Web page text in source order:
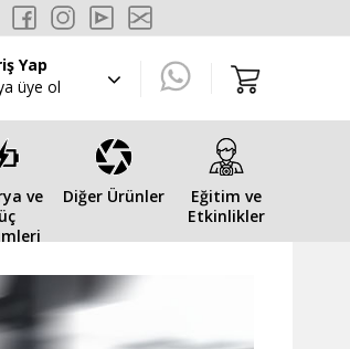
Yap
üye ol
ve
Diğer Ürünler
Eğitim ve
Etkinlikler